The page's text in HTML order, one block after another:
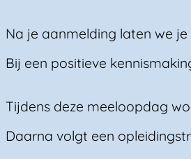
Na je aanmelding laten we
Bij een positieve
Tijdens deze meeloopdag
Daarna volgt een